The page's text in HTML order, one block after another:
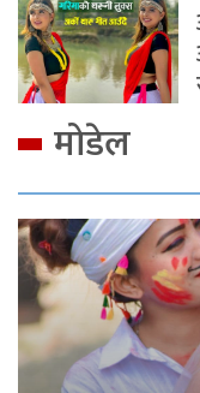
मोडेल